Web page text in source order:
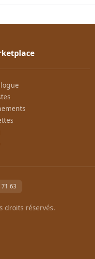
71 63
droits réservés.